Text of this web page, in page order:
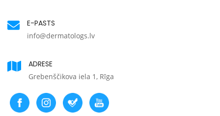
E-PASTS
info@dermatologs.lv
ADRESE
Grebenščikova iela 1, Rīga